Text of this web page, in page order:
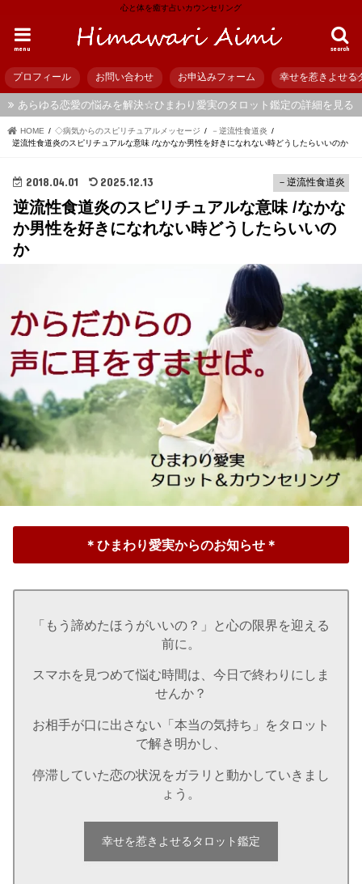
心と体を癒す占いカウンセリング
search
menu
プロフィール お問い合わせ お申込みフォーム 幸せを惹きよせる
あらゆる恋愛の悩みを解決☆ひまわり愛実のタロット鑑定の詳細を見る
HOME ◇病気からのスピリチュアルメッセージ
－逆流性食道炎
逆流性食道炎のスピリチュアルな意味 /なかなか男性を好きになれない時どうしたらいいのか
－逆流性食道炎
2018.04.01 2025.12.13
逆流性食道炎のスピリチュアルな意味 /なかな
か男性を好きになれない時どうしたらいいの
か
＊ひまわり愛実からのお知らせ＊
「もう諦めたほうがいいの？」と心の限界を迎える
前に。
スマホを見つめて悩む時間は、今日で終わりにしま
せんか？
お相手が口に出さない「本当の気持ち」をタロット
で解き明かし、
停滞していた恋の状況をガラリと動かしていきまし
ょう。
幸せを惹きよせるタロット鑑定